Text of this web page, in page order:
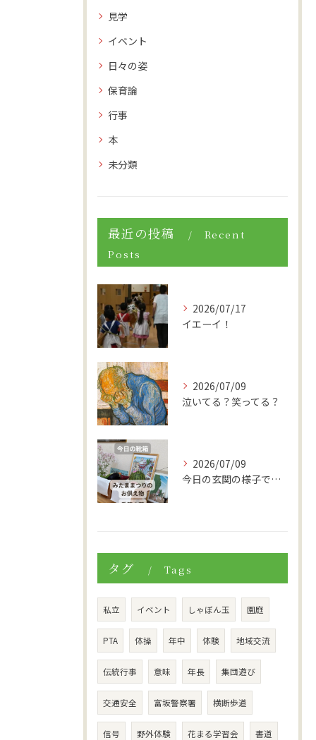
見学
イベント
日々の姿
保育論
行事
本
未分類
最近の投稿
Recent
Posts
2026/07/17
イエーイ！
2026/07/09
泣いてる？笑ってる？
2026/07/09
今日の玄関の様子です。
タグ Tags
私立 イベント しゃぼん玉 園庭
PTA 体操 年中 体験 地域交流
伝統行事 意味 年長 集団遊び
交通安全 富坂警察署 横断歩道
信号 野外体験 花まる学習会 書道